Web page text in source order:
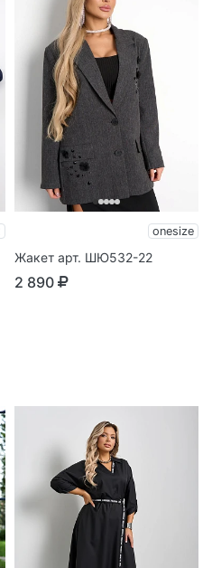
onesize
Жакет арт. ШЮ532-22
2 890